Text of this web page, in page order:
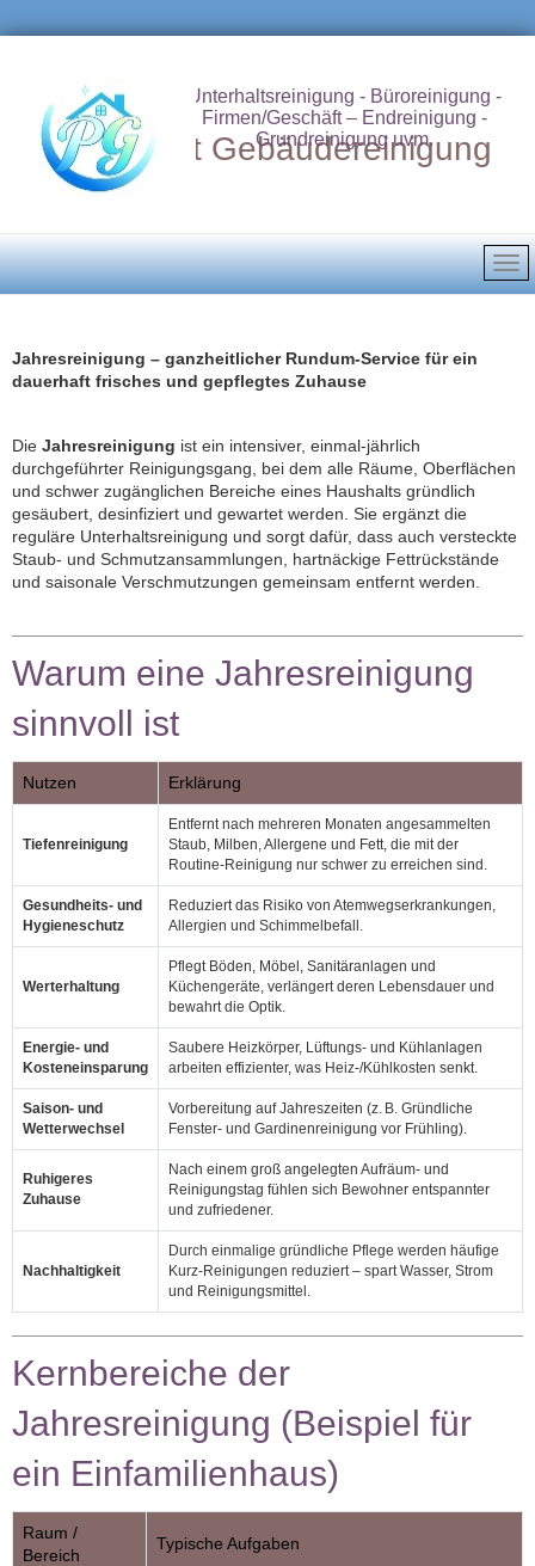
Putzdienst Gebäudereinigung
Unterhaltsreinigung - Büroreinigung -
Firmen/Geschäft – Endreinigung -
Grundreinigung uvm.
Jahresreinigung – ganzheitlicher Rundum‑Service für ein
dauerhaft frisches und gepflegtes Zuhause
Die Jahresreinigung ist ein intensiver, einmal‑jährlich
durchgeführter Reinigungsgang, bei dem alle Räume, Oberflächen
und schwer zugänglichen Bereiche eines Haushalts gründlich
gesäubert, desinfiziert und gewartet werden. Sie ergänzt die
reguläre Unterhaltsreinigung und sorgt dafür, dass auch versteckte
Staub‑ und Schmutzansammlungen, hartnäckige Fettrückstände
und saisonale Verschmutzungen gemeinsam entfernt werden.
Warum eine Jahresreinigung
sinnvoll ist
Nutzen Erklärung
Tiefenreinigung
Entfernt nach mehreren Monaten angesammelten
Staub, Milben, Allergene und Fett, die mit der
Routine‑Reinigung nur schwer zu erreichen sind.
Gesundheits‑ und
Hygieneschutz
Reduziert das Risiko von Atemwegserkrankungen,
Allergien und Schimmelbefall.
Werterhaltung
Pflegt Böden, Möbel, Sanitäranlagen und
Küchengeräte, verlängert deren Lebensdauer und
bewahrt die Optik.
Energie‑ und
Kosteneinsparung
Saubere Heizkörper, Lüftungs‑ und Kühlanlagen
arbeiten effizienter, was Heiz‑/Kühlkosten senkt.
Saison‑ und
Wetterwechsel
Vorbereitung auf Jahreszeiten (z. B. Gründliche
Fenster‑ und Gardinenreinigung vor Frühling).
Ruhigeres
Zuhause
Nach einem groß angelegten Aufräum‑ und
Reinigungstag fühlen sich Bewohner entspannter
und zufriedener.
Nachhaltigkeit
Durch einmalige gründliche Pflege werden häufige
Kurz‑Reinigungen reduziert – spart Wasser, Strom
und Reinigungsmittel.
Kernbereiche der
Jahresreinigung (Beispiel für
ein Einfamilienhaus)
Raum /
Bereich
Typische Aufgaben